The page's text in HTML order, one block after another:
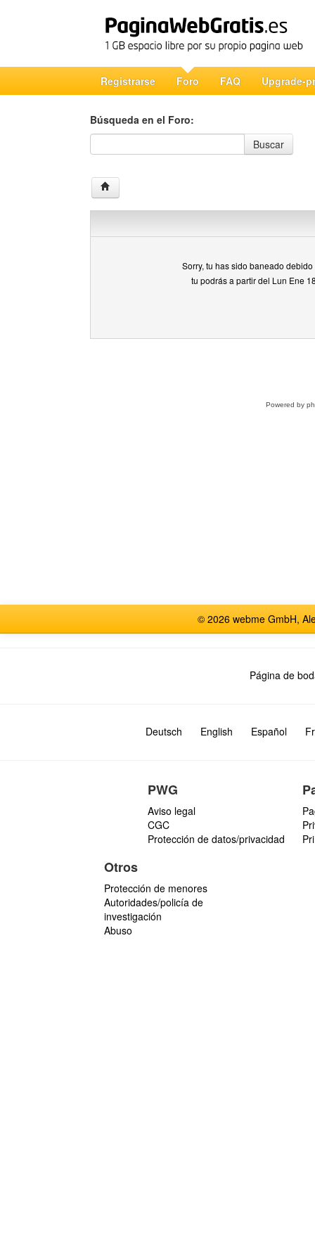
Registrarse Foro FAQ Upgrade-
Búsqueda en el Foro:
Búsqueda en el Foro
Buscar
Sorry, tu has sido baneado
tu podrás a partir del Lun Ene
Powered by
© 2026 webme GmbH,
Página de
Deutsch English Español
PWG
Aviso legal
CGC
Protección de datos/privacidad
Otros
Protección de menores
Autoridades/policía de
investigación
Abuso